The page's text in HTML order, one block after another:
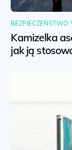
Kamizelka
jak ją